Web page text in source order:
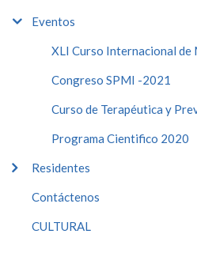
Eventos
XLI Curso Internacional
Congreso SPMI -2021
Curso de Terapéutica y
Programa Cientifico 2020
Residentes
Contáctenos
CULTURAL